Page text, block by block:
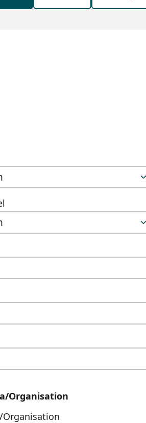
Organisation
Organisation